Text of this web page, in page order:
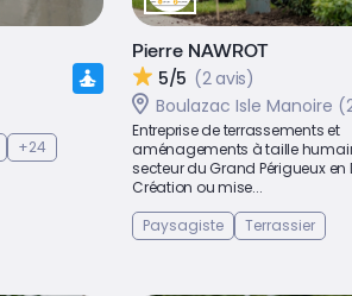
+24
Pierre NAWROT
5/5 (2 avis)
Boulazac Isle Manoire
Entreprise de terrassements et
aménagements à taille
secteur du Grand Périgueux
Création ou mise...
Paysagiste
Terrassier